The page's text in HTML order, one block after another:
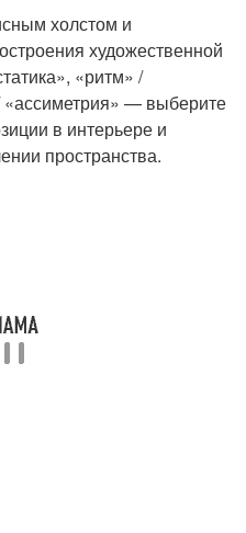
холстом и
художественной
«ритм» /
— выберите
в интерьере и
пространства.